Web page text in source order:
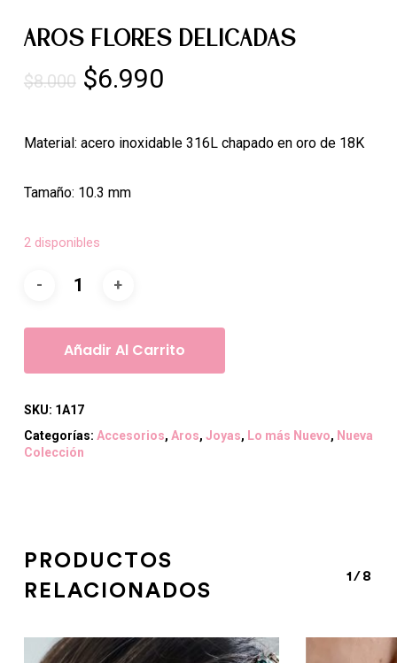
AROS FLORES DELICADAS
$8.000 El
original
era:
$8.000.
$6.990El
actual
es:
Material: acero inoxidable 316L chapado en oro de 18K
Tamaño: 10.3 mm
2 disponibles
Añadir Al Carrito
SKU: 1A17
Categorías: Accesorios, Aros, Joyas, Lo más Nuevo, Nueva
Colección
PRODUCTOS
RELACIONADOS
1/8